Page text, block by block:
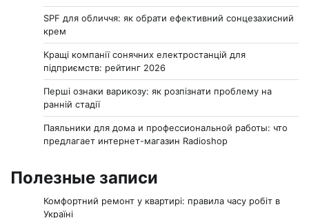
SPF для обличчя: як обрати ефективний сонцезахисний
крем
Кращі компанії сонячних електростанцій для
підприємств: рейтинг 2026
Перші ознаки варикозу: як розпізнати проблему на
ранній стадії
Паяльники для дома и профессиональной работы: что
предлагает интернет-магазин Radioshop
Полезные записи
Комфортний ремонт у квартирі: правила часу робіт в
Україні